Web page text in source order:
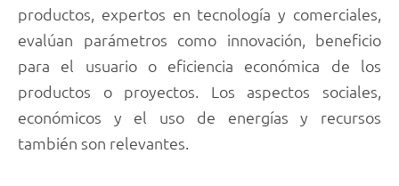
productos, expertos en tecnología y comerciales,
evalúan parámetros como innovación, beneficio
para el usuario o eficiencia económica de los
productos o proyectos. Los aspectos sociales,
económicos y el uso de energías y recursos
también son relevantes.